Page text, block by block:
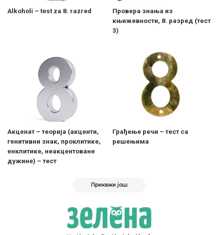
Alkoholi – test za 8. razred
Провера знања из
књижевности, 8. разред (тест
3)
Акценат – теорија (акценти,
генитивни знак, проклитике,
енклитике, неакцентоване
дужине) – тест
Грађење речи – тест са
решењима
Прикажи још